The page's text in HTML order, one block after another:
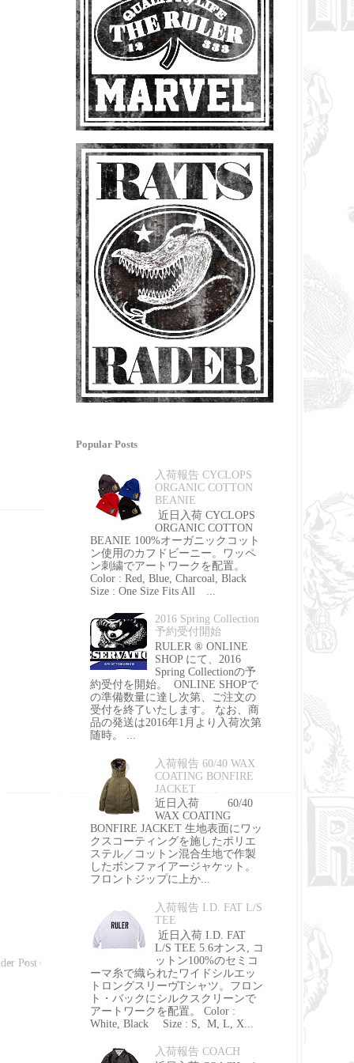
Post
Popular Posts
入荷報告 CYCLOPS
ORGANIC COTTON
BEANIE
近日入荷 CYCLOPS
ORGANIC COTTON
BEANIE 100%オーガニックコット
ン使用のカフドビーニー。ワッペ
ン刺繍でアートワークを配置。
Color : Red, Blue, Charcoal, Black
Size : One Size Fits All ...
2016 Spring Collection
予約受付開始
RULER ® ONLINE
SHOP にて、2016
Spring Collectionの予
約受付を開始。 ONLINE SHOPで
の準備数量に達し次第、ご注文の
受付を終了いたします。 なお、商
品の発送は2016年1月より入荷次第
随時。 ...
入荷報告 60/40 WAX
COATING BONFIRE
JACKET
近日入荷 60/40
WAX COATING
BONFIRE JACKET 生地表面にワッ
クスコーティングを施したポリエ
ステル／コットン混合生地で作製
したボンファイアージャケット。
フロントジップに上か...
入荷報告 I.D. FAT L/S
TEE
近日入荷 I.D. FAT
L/S TEE 5.6オンス, コ
ットン100%のセミコ
ーマ糸で織られたワイドシルエッ
トロングスリーヴTシャツ。フロン
ト・バックにシルクスクリーンで
アートワークを配置。 Color :
White, Black Size : S, M, L, X...
入荷報告 COACH